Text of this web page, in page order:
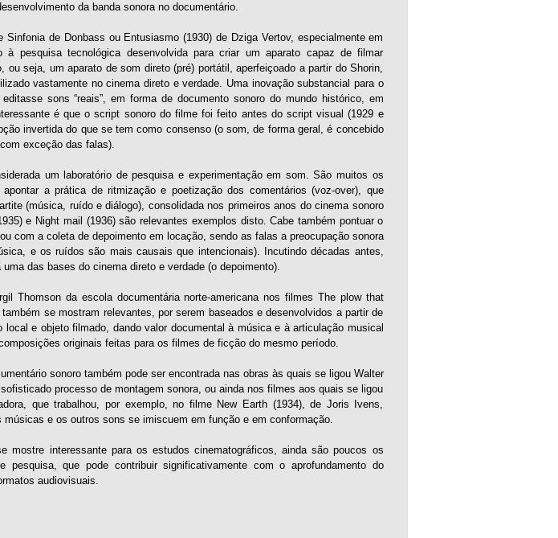
da banda sonora no documentário.
de Donbass ou Entusiasmo (1930) de Dziga Vertov, especialmente em
pesquisa tecnológica desenvolvida para criar um aparato capaz de filmar
seja, um aparato de som direto (pré) portátil, aperfeiçoado a partir do Shorin,
vastamente no cinema direto e verdade. Uma inovação substancial para o
sons “reais”, em forma de documento sonoro do mundo histórico, em
é que o script sonoro do filme foi feito antes do script visual (1929 e
invertida do que se tem como consenso (o som, de forma geral, é concebido
exceção das falas).
um laboratório de pesquisa e experimentação em som. São muitos os
a prática de ritmização e poetização dos comentários (voz-over), que
(música, ruído e diálogo), consolidada nos primeiros anos do cinema sonoro
e Night mail (1936) são relevantes exemplos disto. Cabe também pontuar o
com a coleta de depoimento em locação, sendo as falas a preocupação sonora
e os ruídos são mais causais que intencionais). Incutindo décadas antes,
das bases do cinema direto e verdade (o depoimento).
Thomson da escola documentária norte-americana nos filmes The plow that
se mostram relevantes, por serem baseados e desenvolvidos a partir de
e objeto filmado, dando valor documental à música e à articulação musical
originais feitas para os filmes de ficção do mesmo período.
sonoro também pode ser encontrada nas obras às quais se ligou Walter
processo de montagem sonora, ou ainda nos filmes aos quais se ligou
que trabalhou, por exemplo, no filme New Earth (1934), de Joris Ivens,
e os outros sons se imiscuem em função e em conformação.
mostre interessante para os estudos cinematográficos, ainda são poucos os
pesquisa, que pode contribuir significativamente com o aprofundamento do
audiovisuais.